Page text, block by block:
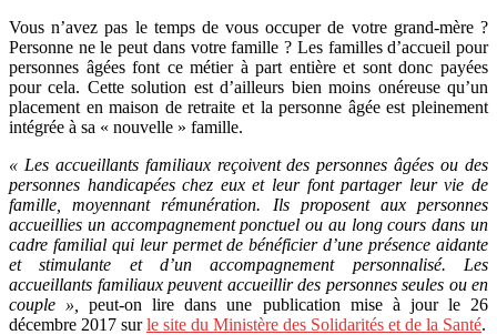
Vous n’avez pas le temps de vous occuper de votre grand-mère ?
Personne ne le peut dans votre famille ? Les familles d’accueil pour
personnes âgées font ce métier à part entière et sont donc payées
pour cela. Cette solution est d’ailleurs bien moins onéreuse qu’un
placement en maison de retraite et la personne âgée est pleinement
intégrée à sa « nouvelle » famille.
« Les accueillants familiaux reçoivent des personnes âgées ou des
personnes handicapées chez eux et leur font partager leur vie de
famille, moyennant rémunération. Ils proposent aux personnes
accueillies un accompagnement ponctuel ou au long cours dans un
cadre familial qui leur permet de bénéficier d’une présence aidante
et stimulante et d’un accompagnement personnalisé. Les
accueillants familiaux peuvent accueillir des personnes seules ou en
couple »,peut-on lire dans une publication mise à jour le 26
décembre 2017 surle site du Ministère des Solidarités et de la Santé.